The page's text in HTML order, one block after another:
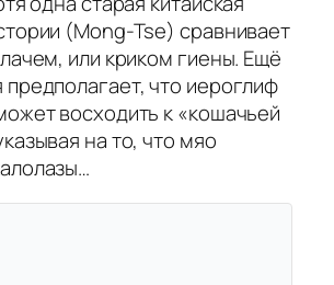
(Mong-Tse) сравнивает
или криком гиены. Ещё
что иероглиф
восходить к «кошачьей
на то, что мяо